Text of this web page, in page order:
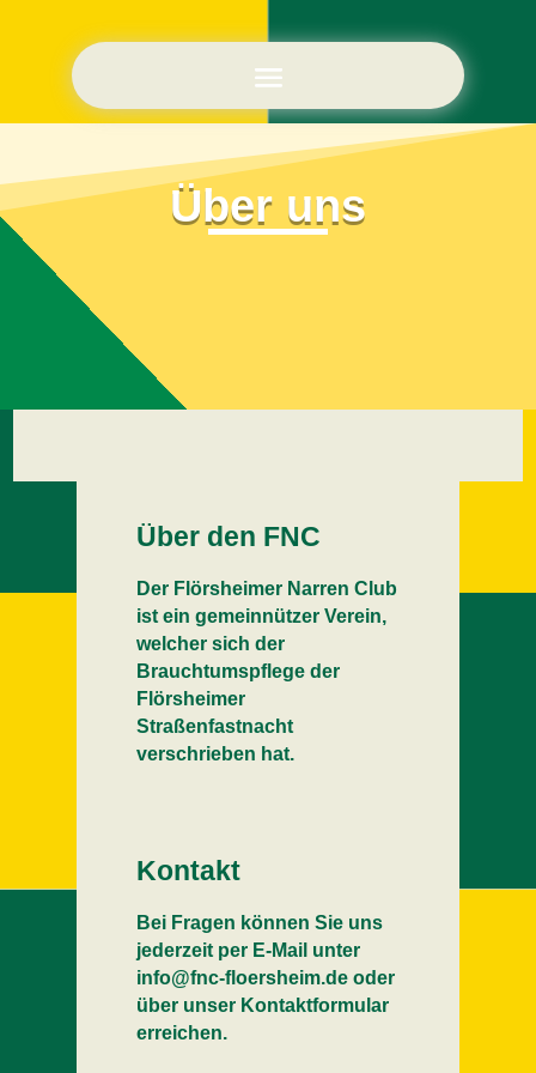
Über uns
Über den FNC
Der Flörsheimer Narren Club
ist ein gemeinnützer Verein,
welcher sich der
Brauchtumspflege der
Flörsheimer
Straßenfastnacht
verschrieben hat.
Kontakt
Bei Fragen können Sie uns
jederzeit per E-Mail unter
info@fnc-floersheim.de oder
über unser Kontaktformular
erreichen.